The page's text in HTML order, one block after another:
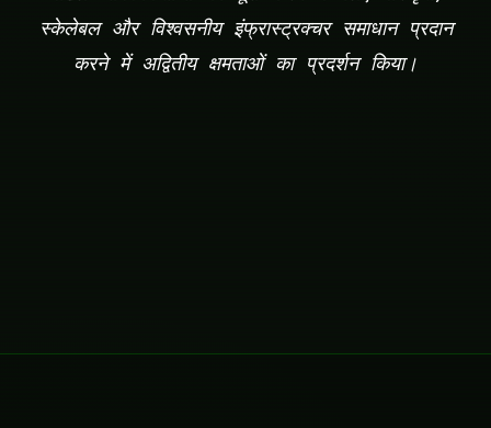
स्केलेबल और विश्वसनीय इंफ्रास्ट्रक्चर समाधान प्रदान
करने में अद्वितीय क्षमताओं का प्रदर्शन किया।